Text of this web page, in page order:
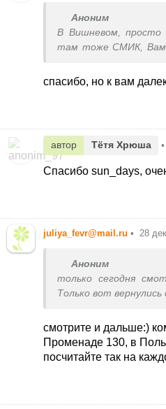
Аноним
В Вишневом, просто
там тоже СМИК, Вам
смысла в скидке.
спасибо, но к вам
автор Тётя Хрюша •
Спасибо sun_days,
juliya_fevr@mail.ru • 28
Аноним
только сегодня
Только вот
смотрите и дальше:)
Променаде 130, в
посчитайте так на